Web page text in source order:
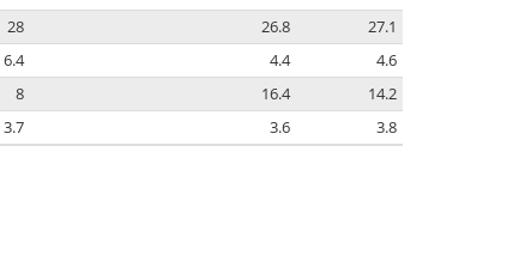
28 26.8
27.1
6.4 4.4
4.6
8 16.4
14.2
3.7 3.6 3.8